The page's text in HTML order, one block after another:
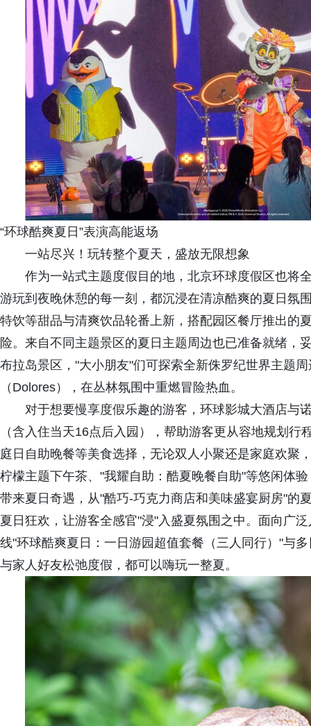
“环球酷爽夏日”表演高能返场
一站尽兴！玩转整个夏天，盛放无限想象
作为一站式主题度假目的地，北京环球度假区也将
游玩到夜晚休憩的每一刻，都沉浸在清凉酷爽的夏日氛
特饮等甜品与清爽饮品轮番上新，搭配园区餐厅推出的
险。来自不同主题景区的夏日主题周边也已准备就绪，
布拉岛景区，"大小朋友"们可探索全新侏罗纪世界主题
（Dolores），在丛林氛围中重燃冒险热血。
对于想要慢享度假乐趣的游客，环球影城大酒店与
（含入住当天16点后入园），帮助游客更从容地规划
庭日自助晚餐等美食选择，无论双人小聚还是家庭欢聚
柠檬主题下午茶、"我耀自助：酷夏晚餐自助"等悠闲体
带来夏日奇遇，从"酷巧-巧克力商店和美味盛宴厨房"的
夏日狂欢，让游客全感官"浸"入盛夏氛围之中。面向广
线"环球酷爽夏日：一日游园超值套餐（三人同行）"与
与家人好友松弛度假，都可以嗨玩一整夏。